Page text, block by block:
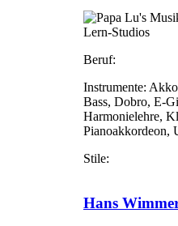
Lern-Studios
Beruf:
Instrumente:
Bass, Dobro, E-
Harmonielehre,
Pianoakkordeon,
Stile:
Hans